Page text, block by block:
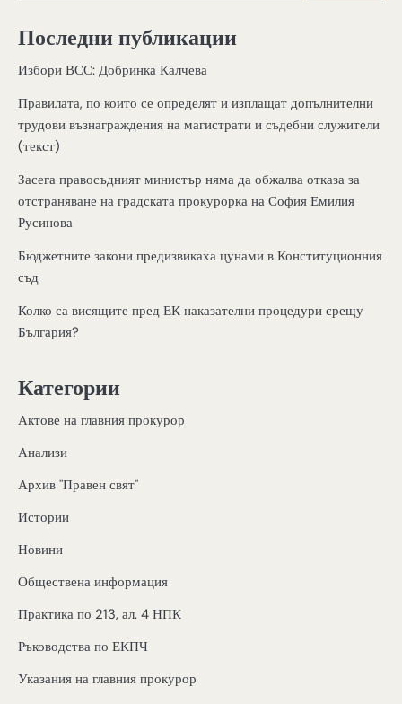
Последни публикации
Избори ВСС: Добринка Калчева
Правилата, по които се определят и изплащат допълнителни
трудови възнаграждения на магистрати и съдебни служители
(текст)
Засега правосъдният министър няма да обжалва отказа за
отстраняване на градската прокурорка на София Емилия
Русинова
Бюджетните закони предизвикаха цунами в Конституционния
съд
Колко са висящите пред ЕК наказателни процедури срещу
България?
Категории
Актове на главния прокурор
Анализи
Архив "Правен свят"
Истории
Новини
Обществена информация
Практика по 213, ал. 4 НПК
Ръководства по ЕКПЧ
Указания на главния прокурор